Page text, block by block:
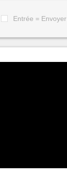
Entrée = Envoyer